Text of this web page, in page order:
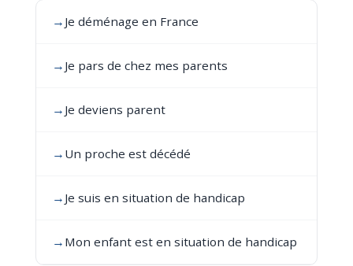
→ Je déménage en France
→ Je pars de chez mes parents
→ Je deviens parent
→ Un proche est décédé
→ Je suis en situation de handicap
→ Mon enfant est en situation de handicap